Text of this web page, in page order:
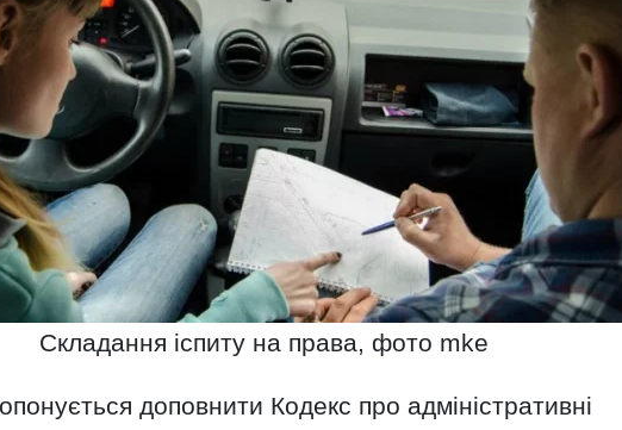
Складання іспиту на права, фото mke
доповнити Кодекс про адміністративні